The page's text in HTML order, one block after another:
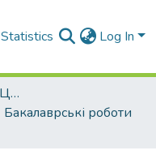
Statistics Log In
ВИПУСКНІ КВАЛІФІКАЦІЙНІ РОБОТИ
Бакалаврські роботи